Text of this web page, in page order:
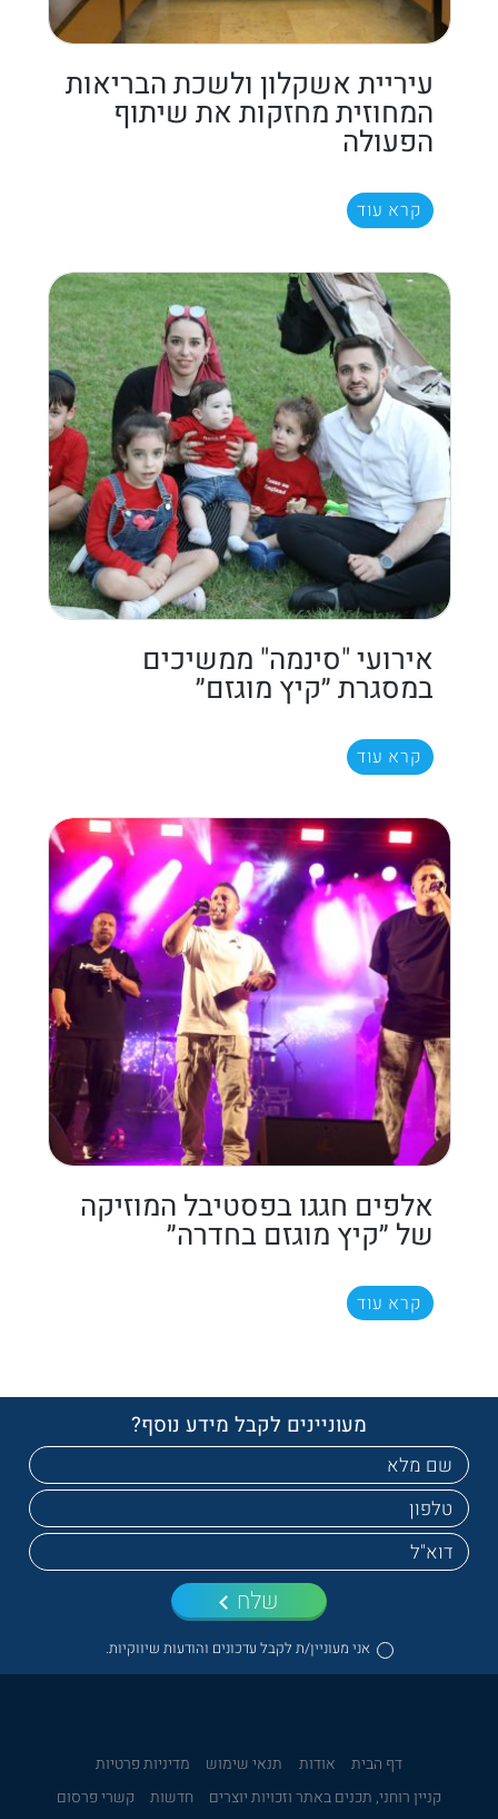
עיריית אשקלון ולשכת הבריאות
המחוזית מחזקות את שיתוף
הפעולה
קרא עוד
אירועי "סינמה" ממשיכים
במסגרת ״קיץ מוגזם״
קרא עוד
אלפים חגגו בפסטיבל המוזיקה
של ״קיץ מוגזם בחדרה״
קרא עוד
מעוניינים לקבל מידע נוסף?
אני מעוניין/ת לקבל עדכונים והודעות שיווקיות.
שלח
דף הבית אודות תנאי שימוש
מדיניות פרטיות
קניין רוחני, תכנים באתר וזכויות יוצרים
חדשות
קשרי פרסום